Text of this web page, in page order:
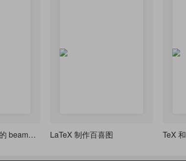
一个超级简洁简单的 beamer 主题样式 LaTeX 制作百喜图